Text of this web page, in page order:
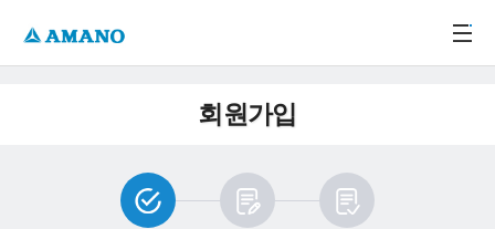
회원가입